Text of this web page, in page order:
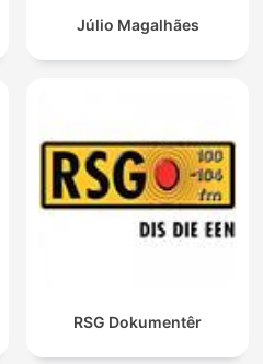
Júlio Magalhães
RSG Dokumentêr